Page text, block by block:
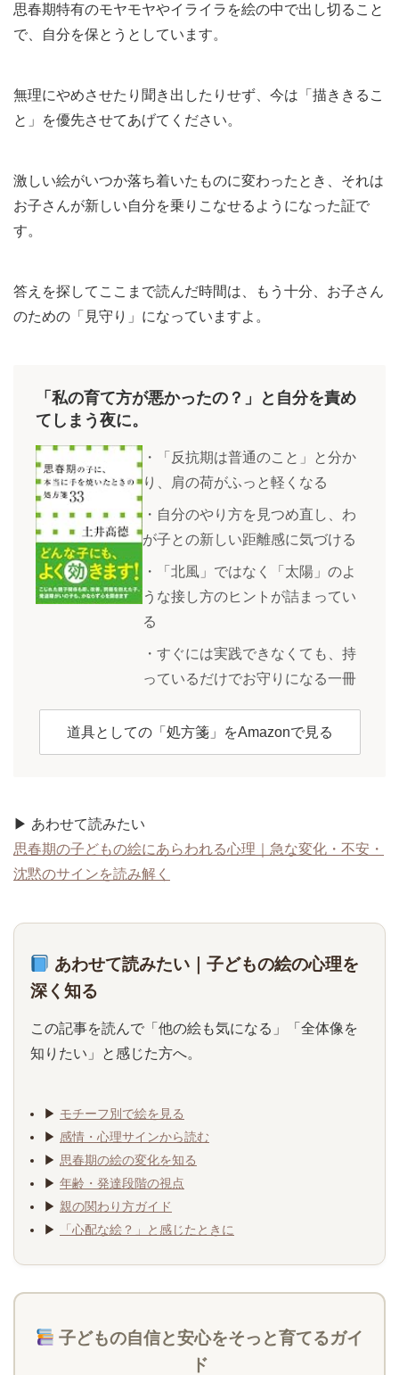
思春期特有のモヤモヤやイライラを絵の中で出し切ること
で、自分を保とうとしています。
無理にやめさせたり聞き出したりせず、今は「描ききるこ
と」を優先させてあげてください。
激しい絵がいつか落ち着いたものに変わったとき、それは
お子さんが新しい自分を乗りこなせるようになった証で
す。
答えを探してここまで読んだ時間は、もう十分、お子さん
のための「見守り」になっていますよ。
「私の育て方が悪かったの？」と自分を責め
てしまう夜に。
・「反抗期は普通のこと」と分か
り、肩の荷がふっと軽くなる
・自分のやり方を見つめ直し、わ
が子との新しい距離感に気づける
・「北風」ではなく「太陽」のよ
うな接し方のヒントが詰まってい
る
・すぐには実践できなくても、持
っているだけでお守りになる一冊
道具としての「処方箋」をAmazonで見る
▶ あわせて読みたい
思春期の子どもの絵にあらわれる心理｜急な変化・不安・
沈黙のサインを読み解く
あわせて読みたい｜子どもの絵の心理を
深く知る
この記事を読んで「他の絵も気になる」「全体像を
知りたい」と感じた方へ。
▶ モチーフ別で絵を見る
▶ 感情・心理サインから読む
▶ 思春期の絵の変化を知る
▶ 年齢・発達段階の視点
▶ 親の関わり方ガイド
▶
「心配な絵？」と感じたときに
子どもの自信と安心をそっと育てるガイ
ド